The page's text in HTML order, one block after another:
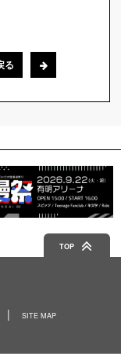
る
TOP
SITE MAP